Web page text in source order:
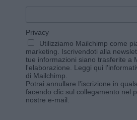
Privacy
Utilizziamo Mailchimp come
marketing. Iscrivendoti alla
tue informazioni siano trasferite a
l'elaborazione. Leggi qui
di Mailchimp
Potrai annullare l'iscrizione in
facendo clic sul collegamento nel
nostre e-mail.